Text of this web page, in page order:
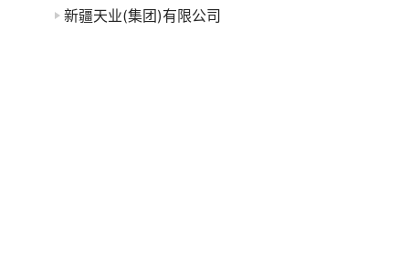
新疆天业(集团)有限公司